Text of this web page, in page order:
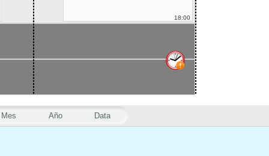
Mes Año Data
18:00